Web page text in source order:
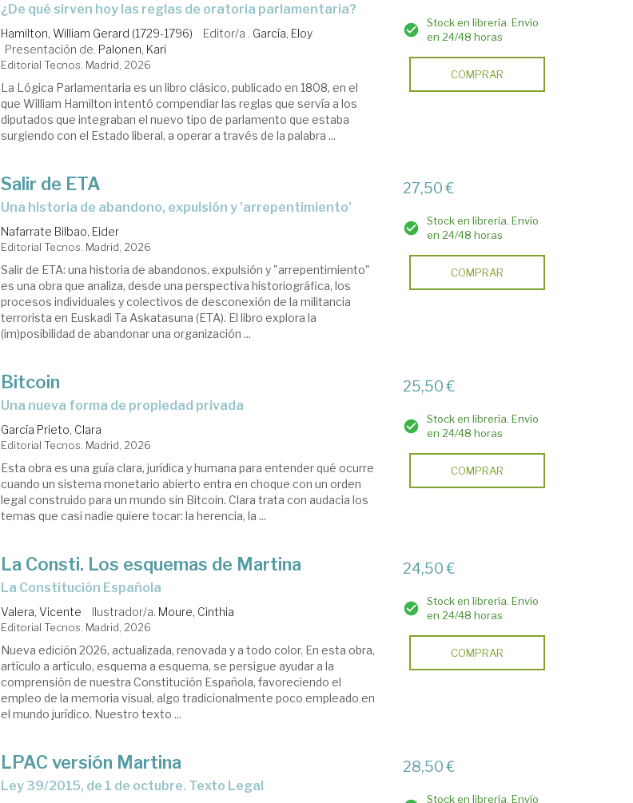
¿De qué sirven hoy las reglas de oratoria parlamentaria?
Hamilton, William Gerard (1729-1796) Editor/a . García, Eloy
Presentación de. Palonen, Kari
Editorial Tecnos. Madrid, 2026
La Lógica Parlamentaria es un libro clásico, publicado en 1808, en el
que William Hamilton intentó compendiar las reglas que servía a los
diputados que integraban el nuevo tipo de parlamento que estaba
surgiendo con el Estado liberal, a operar a través de la palabra ...
Stock en librería. Envío
en 24/48 horas
COMPRAR
Salir de ETA
Una historia de abandono, expulsión y 'arrepentimiento'
Nafarrate Bilbao, Eider
Editorial Tecnos. Madrid, 2026
Salir de ETA: una historia de abandonos, expulsión y "arrepentimiento"
es una obra que analiza, desde una perspectiva historiográfica, los
procesos individuales y colectivos de desconexión de la militancia
terrorista en Euskadi Ta Askatasuna (ETA). El libro explora la
(im)posibilidad de abandonar una organización ...
27,50 €
Stock en librería. Envío
en 24/48 horas
COMPRAR
Bitcoin
Una nueva forma de propiedad privada
García Prieto, Clara
Editorial Tecnos. Madrid, 2026
Esta obra es una guía clara, jurídica y humana para entender qué ocurre
cuando un sistema monetario abierto entra en choque con un orden
legal construido para un mundo sin Bitcoin. Clara trata con audacia los
temas que casi nadie quiere tocar: la herencia, la ...
25,50 €
Stock en librería. Envío
en 24/48 horas
COMPRAR
La Consti. Los esquemas de Martina
La Constitución Española
Valera, Vicente Ilustrador/a. Moure, Cinthia
Editorial Tecnos. Madrid, 2026
Nueva edición 2026, actualizada, renovada y a todo color. En esta obra,
artículo a artículo, esquema a esquema, se persigue ayudar a la
comprensión de nuestra Constitución Española, favoreciendo el
empleo de la memoria visual, algo tradicionalmente poco empleado en
el mundo jurídico. Nuestro texto ...
24,50 €
Stock en librería. Envío
en 24/48 horas
COMPRAR
LPAC versión Martina
Ley 39/2015, de 1 de octubre. Texto Legal
28,50 €
Stock en librería. Envío